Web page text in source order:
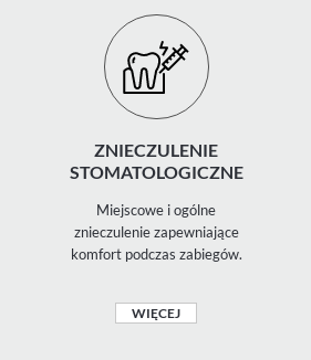
ZNIECZULENIE
STOMATOLOGICZNE
Miejscowe i ogólne
znieczulenie zapewniające
komfort podczas zabiegów.
WIĘCEJ